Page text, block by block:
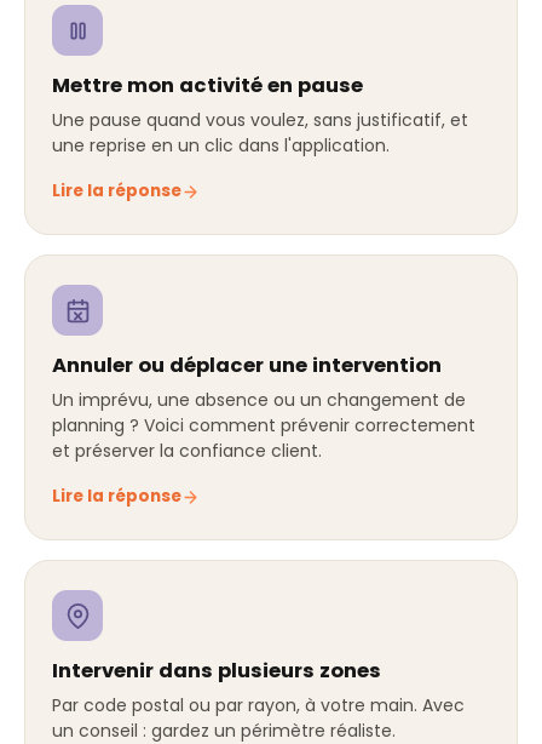
Mettre mon activité en pause
Une pause quand vous voulez, sans justificatif, et
une reprise en un clic dans l'application.
Lire la réponse
Annuler ou déplacer une intervention
Un imprévu, une absence ou un changement de
planning ? Voici comment prévenir correctement
et préserver la confiance client.
Lire la réponse
Intervenir dans plusieurs zones
Par code postal ou par rayon, à votre main. Avec
un conseil : gardez un périmètre réaliste.